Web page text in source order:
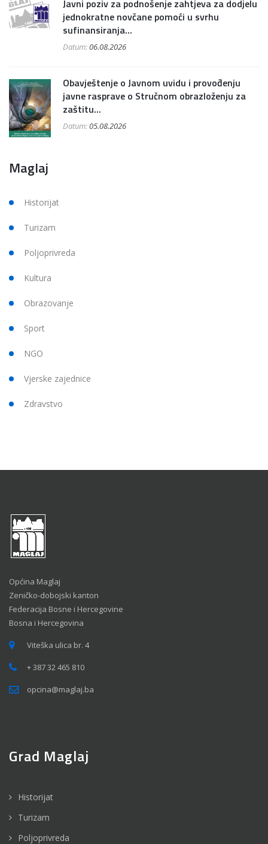
Javni poziv za podnošenje zahtjeva za dodjelu
jednokratne novčane pomoći u svrhu
sufinansiranja...
Datum:06.08.2026
Obavještenje o Javnom uvidu i provođenju
javne rasprave o Stručnom obrazloženju za
zaštitu...
Datum:05.08.2026
Maglaj
Historijat
Turizam
Poljoprivreda
Kultura
Obrazovanje
Sport
NGO
Vjerske zajednice
Zdravstvo
Općina Maglaj
Zeničko-dobojski kanton
Federacija Bosne i Hercegovine
Bosna i Hercegovina
Viteška ulica br. 4
+ 387 32 465 810
opcina@maglaj.ba
Grad Maglaj
Historijat
Turizam
Poljoprivreda